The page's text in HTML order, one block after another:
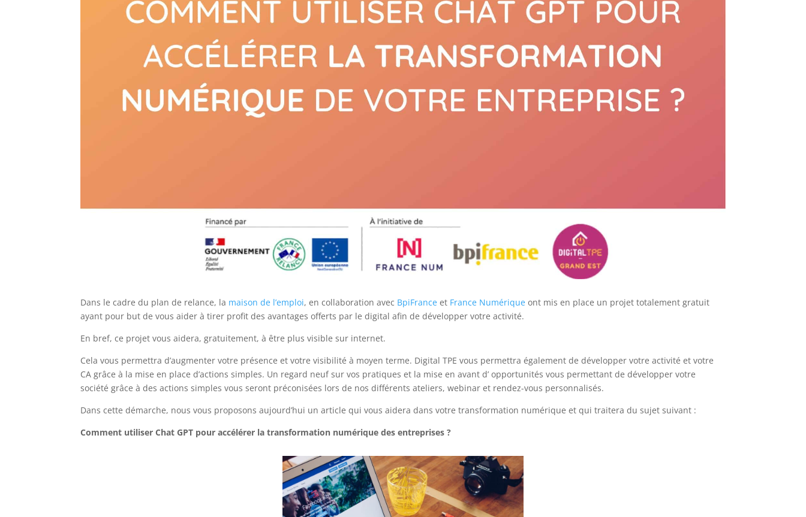
Dans le cadre du plan de relance, la maison de l’emploi, en collaboration avec BpiFrance et France Numérique ont mis en place un projet totalement gratuit
ayant pour but de vous aider à tirer profit des avantages offerts par le digital afin de développer votre activité.
En bref, ce projet vous aidera, gratuitement, à être plus visible sur internet.
Cela vous permettra d’augmenter votre présence et votre visibilité à moyen terme. Digital TPE vous permettra également de développer votre activité et votre
CA grâce à la mise en place d’actions simples. Un regard neuf sur vos pratiques et la mise en avant d’ opportunités vous permettant de développer votre
société grâce à des actions simples vous seront préconisées lors de nos différents ateliers, webinar et rendez-vous personnalisés.
Dans cette démarche, nous vous proposons aujourd’hui un article qui vous aidera dans votre transformation numérique et qui traitera du sujet suivant :
Comment utiliser Chat GPT pour accélérer la transformation numérique des entreprises ?